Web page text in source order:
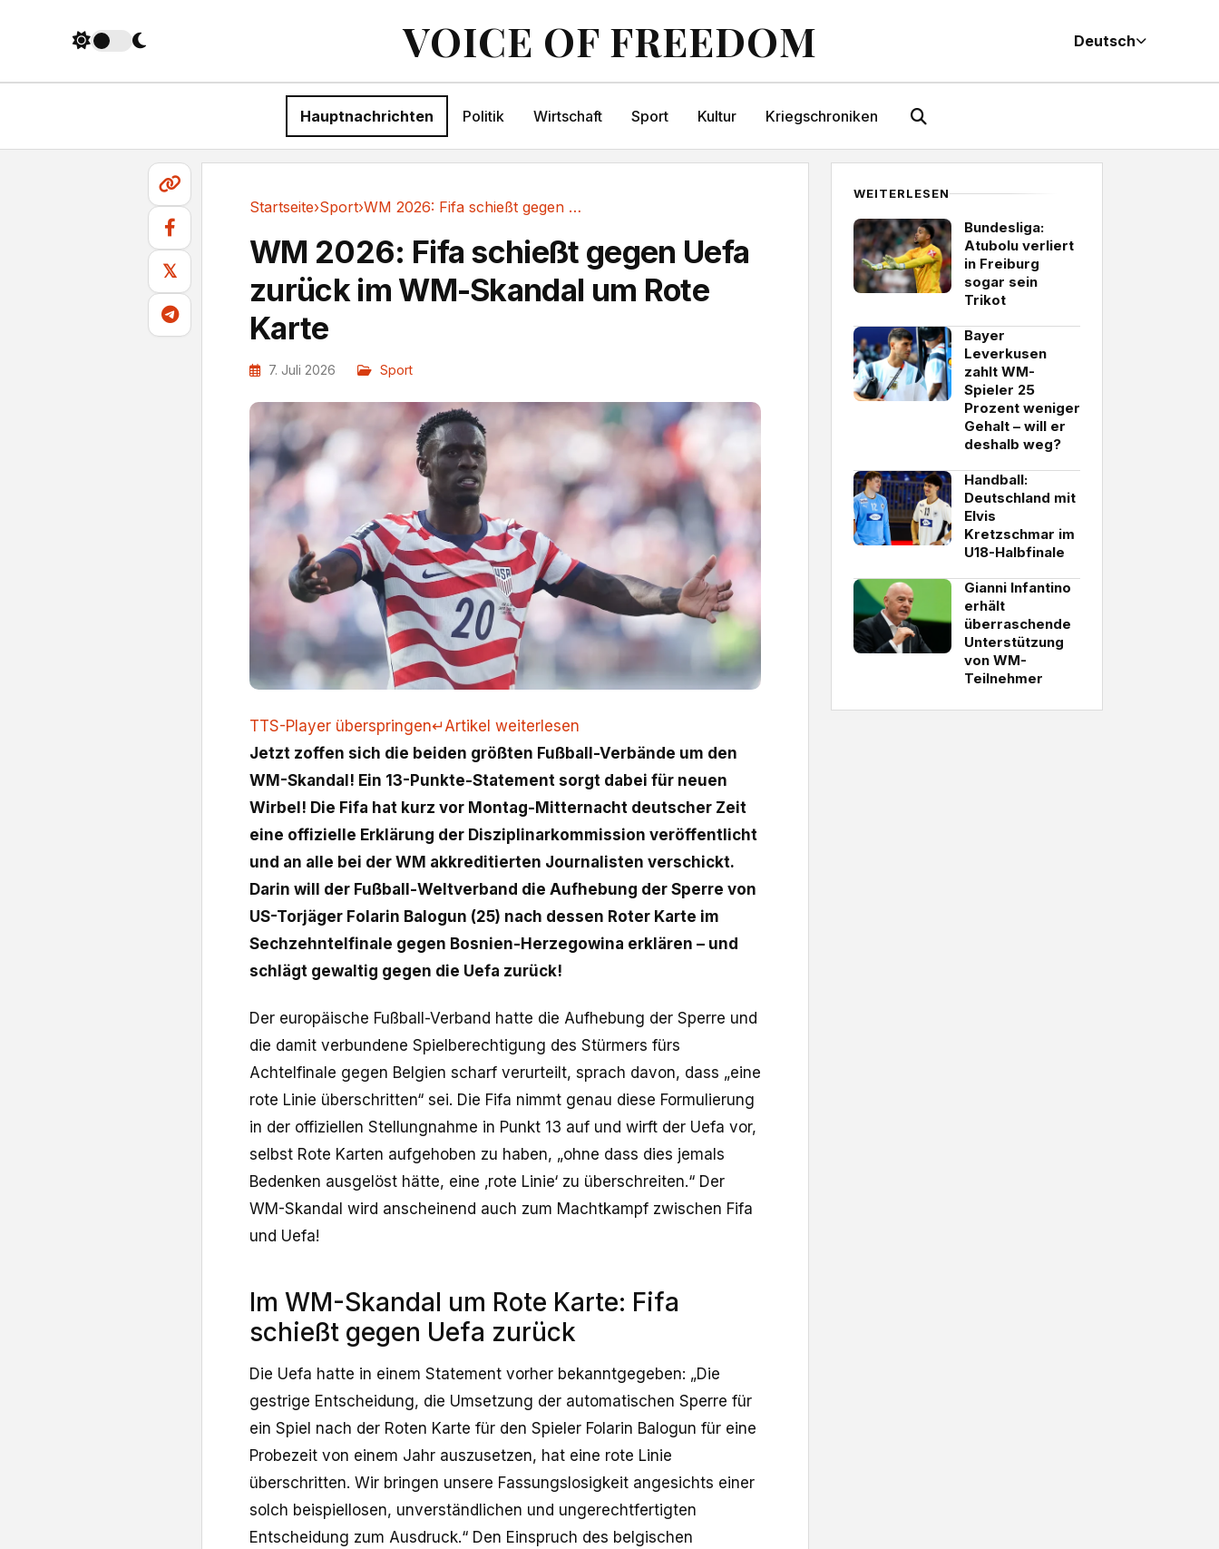
VOICE OF FREEDOM Deutsch
Hauptnachrichten Politik Wirtschaft Sport Kultur Kriegschroniken
𝕏
Startseite›Sport› WM 2026: Fifa schießt gegen Uefa zurück im...
WM 2026: Fifa schießt gegen Uefa
zurück im WM-Skandal um Rote
Karte
7. Juli 2026 Sport
TTS-Player überspringen↵Artikel weiterlesen
Jetzt zoffen sich die beiden größten Fußball-Verbände um den
WM-Skandal! Ein 13-Punkte-Statement sorgt dabei für neuen
Wirbel! Die Fifa hat kurz vor Montag-Mitternacht deutscher Zeit
eine offizielle Erklärung der Disziplinarkommission veröffentlicht
und an alle bei der WM akkreditierten Journalisten verschickt.
Darin will der Fußball-Weltverband die Aufhebung der Sperre von
US-Torjäger Folarin Balogun (25) nach dessen Roter Karte im
Sechzehntelfinale gegen Bosnien-Herzegowina erklären – und
schlägt gewaltig gegen die Uefa zurück!
Der europäische Fußball-Verband hatte die Aufhebung der Sperre und
die damit verbundene Spielberechtigung des Stürmers fürs
Achtelfinale gegen Belgien scharf verurteilt, sprach davon, dass „eine
rote Linie überschritten“ sei. Die Fifa nimmt genau diese Formulierung
in der offiziellen Stellungnahme in Punkt 13 auf und wirft der Uefa vor,
selbst Rote Karten aufgehoben zu haben, „ohne dass dies jemals
Bedenken ausgelöst hätte, eine ‚rote Linie‘ zu überschreiten.“ Der
WM-Skandal wird anscheinend auch zum Machtkampf zwischen Fifa
und Uefa!
Im WM-Skandal um Rote Karte: Fifa
schießt gegen Uefa zurück
Die Uefa hatte in einem Statement vorher bekanntgegeben: „Die
gestrige Entscheidung, die Umsetzung der automatischen Sperre für
ein Spiel nach der Roten Karte für den Spieler Folarin Balogun für eine
Probezeit von einem Jahr auszusetzen, hat eine rote Linie
überschritten. Wir bringen unsere Fassungslosigkeit angesichts einer
solch beispiellosen, unverständlichen und ungerechtfertigten
Entscheidung zum Ausdruck.“ Den Einspruch des belgischen
WEITERLESEN
Bundesliga:
Atubolu verliert
in Freiburg
sogar sein
Trikot
Bayer
Leverkusen
zahlt WM-
Spieler 25
Prozent weniger
Gehalt – will er
deshalb weg?
Handball:
Deutschland mit
Elvis
Kretzschmar im
U18-Halbfinale
Gianni Infantino
erhält
überraschende
Unterstützung
von WM-
Teilnehmer